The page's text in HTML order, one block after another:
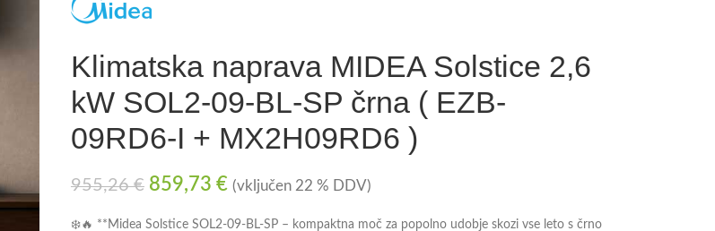
Klimatska naprava MIDEA Solstice 2,6
kW SOL2-09-BL-SP črna ( EZB-
09RD6-I + MX2H09RD6 )
955,26€ 859,73 € (vključen 22 % DDV)
❄️🔥 **Midea Solstice SOL2-09-BL-SP – kompaktna moč za popolno udobje skozi vse leto s črno